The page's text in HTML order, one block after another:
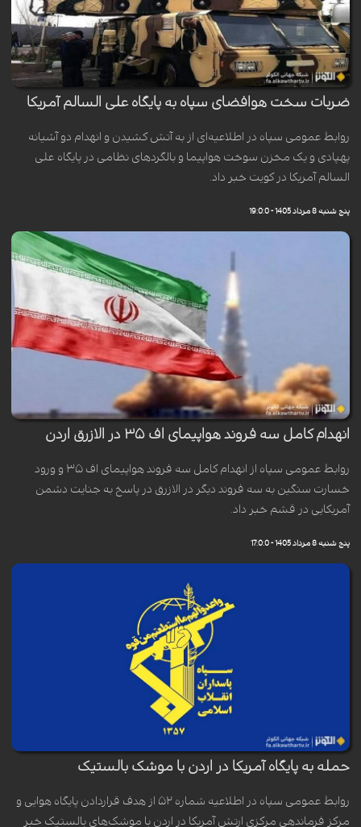
ضربات سخت هوافضای سپاه به پایگاه علی السالم آمریکا
روابط عمومی سپاه در اطلاعیه‌ای از به آتش کشیدن و انهدام دو آشیانه
پهپادی و یک مخزن سوخت هواپیما و بالگردهای نظامی در پایگاه علی
السالم آمریکا در کویت خبر داد.
پنج شنبه 8 مرداد 1405 - 19:0:0
انهدام کامل سه فروند هواپیمای اف ۳۵ در الازرق اردن
روابط عمومی سپاه از انهدام کامل سه فروند هواپیمای اف ۳۵ و ورود
خسارت سنگین به سه فروند دیگر در الازرق در پاسخ به جنایت دشمن
آمریکایی در قشم خبر داد.
پنج شنبه 8 مرداد 1405 - 17:0:0
حمله به پایگاه آمریکا در اردن با موشک بالستیک
روابط عمومی سپاه در اطلاعیه شماره ۵۲ از هدف قراردادن پایگاه هوایی و
مرکز فرماندهی مرکزی ارتش آمریکا در اردن با موشک‌های بالستیک خبر